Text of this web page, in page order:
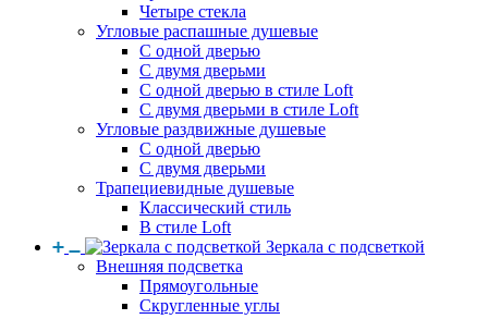
Четыре стекла
Угловые распашные душевые
С одной дверью
С двумя дверьми
С одной дверью в стиле Loft
С двумя дверьми в стиле Loft
Угловые раздвижные душевые
С одной дверью
С двумя дверьми
Трапециевидные душевые
Классический стиль
В стиле Loft
Зеркала с подсветкой
Внешняя подсветка
Прямоугольные
Скругленные углы